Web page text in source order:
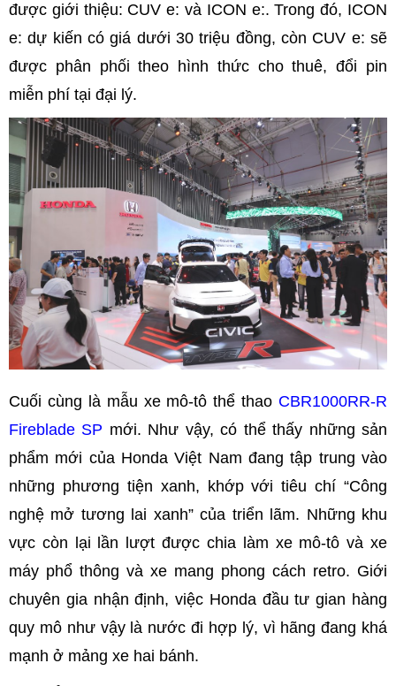
được giới thiệu: CUV e: và ICON e:. Trong đó, ICON
e: dự kiến có giá dưới 30 triệu đồng, còn CUV e: sẽ
được phân phối theo hình thức cho thuê, đổi pin
miễn phí tại đại lý.
Cuối cùng là mẫu xe mô-tô thể thao CBR1000RR-R
Fireblade SP mới. Như vậy, có thể thấy những sản
phẩm mới của Honda Việt Nam đang tập trung vào
những phương tiện xanh, khớp với tiêu chí “Công
nghệ mở tương lai xanh” của triển lãm. Những khu
vực còn lại lần lượt được chia làm xe mô-tô và xe
máy phổ thông và xe mang phong cách retro. Giới
chuyên gia nhận định, việc Honda đầu tư gian hàng
quy mô như vậy là nước đi hợp lý, vì hãng đang khá
mạnh ở mảng xe hai bánh.